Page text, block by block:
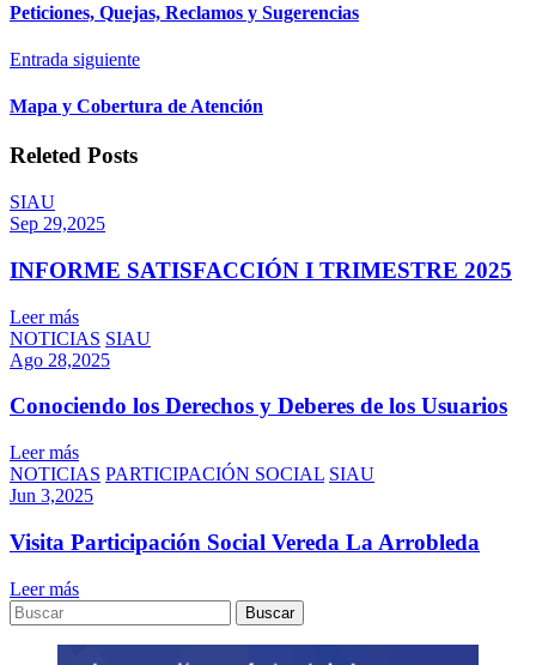
Peticiones, Quejas, Reclamos y Sugerencias
Entrada siguiente
Mapa y Cobertura de Atención
Releted Posts
SIAU
Sep 29,2025
INFORME SATISFACCIÓN I TRIMESTRE 2025
Leer más
NOTICIAS SIAU
Ago 28,2025
Conociendo los Derechos y Deberes de los Usuarios
Leer más
NOTICIAS PARTICIPACIÓN SOCIAL SIAU
Jun 3,2025
Visita Participación Social Vereda La Arrobleda
Leer más